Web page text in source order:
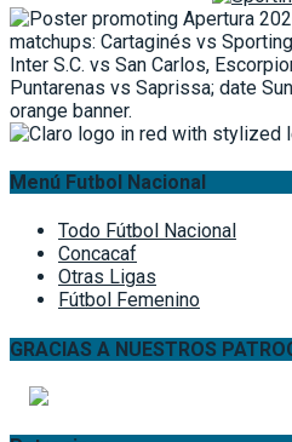
Menú Futbol Nacional
Todo Fútbol Nacional
Concacaf
Otras Ligas
Fútbol Femenino
GRACIAS A NUESTROS